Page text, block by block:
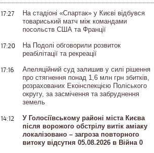
17:27
На стадіоні «Спартак» у Києві відбувся
товариський матч між командами
посольств США та Франції
17:20
На Подолі обговорили розвиток
реабілітації та рекреації
17:16
Апеляційний суд залишив у силі рішення
про стягнення понад 1,6 млн грн збитків,
розрахованих Екоінспекцією Поліського
округу, за засмічення та забруднення
земель
14:12
У Голосіївському районі міста Києва
після ворожого обстрілу витік аміаку
локалізовано – загроза повторного
витоку відсутня 05.08.2026 в Війна 0